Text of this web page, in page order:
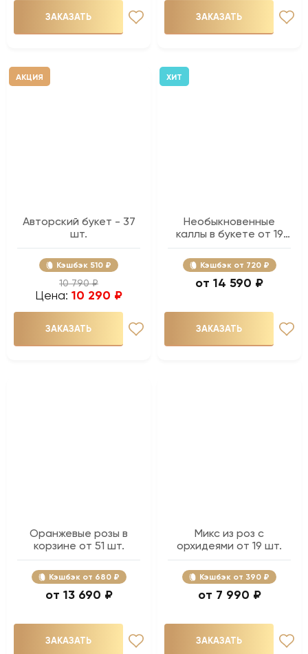
ЗАКАЗАТЬ ЗАКАЗАТЬ
АКЦИЯ
Авторский букет - 37
шт.
Кэшбэк 510 ₽
10 790 ₽
Цена: 10 290 ₽
ЗАКАЗАТЬ
ХИТ
Необыкновенные
каллы в букете от 19
шт.
Кэшбэк 720 ₽
14 590 ₽
ЗАКАЗАТЬ
Оранжевые розы в
корзине от 51 шт.
Кэшбэк 680 ₽
13 690 ₽
ЗАКАЗАТЬ
Микс из роз с
орхидеями от 19 шт.
Кэшбэк 390 ₽
7 990 ₽
ЗАКАЗАТЬ